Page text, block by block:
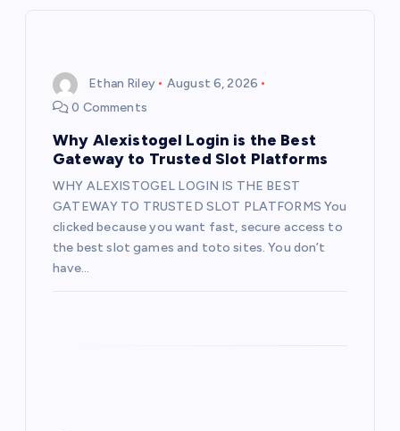
Ethan Riley
August 6, 2026
0 Comments
Why Alexistogel Login is the Best
Gateway to Trusted Slot Platforms
WHY ALEXISTOGEL LOGIN IS THE BEST
GATEWAY TO TRUSTED SLOT PLATFORMS You
clicked because you want fast, secure access to
the best slot games and toto sites. You don’t
have…